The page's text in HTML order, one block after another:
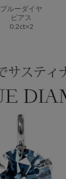
ブルーダイヤ
ピアス
0.2ct×2